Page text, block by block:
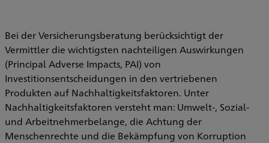
Bei der Versicherungsberatung berücksichtigt der
Vermittler die wichtigsten nachteiligen Auswirkungen
(Principal Adverse Impacts, PAI) von
Investitionsentscheidungen in den vertriebenen
Produkten auf Nachhaltigkeitsfaktoren. Unter
Nachhaltigkeitsfaktoren versteht man: Umwelt-, Sozial-
und Arbeitnehmerbelange, die Achtung der
Menschenrechte und die Bekämpfung von Korruption